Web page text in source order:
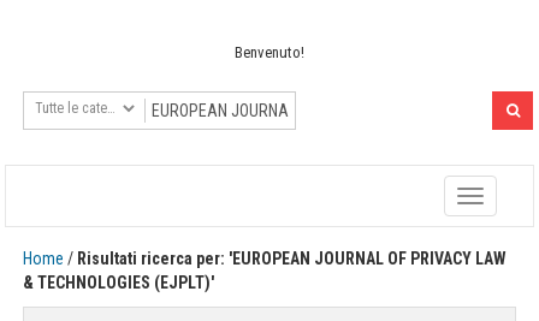
Benvenuto!
Toggle
navigation
Home / Risultati ricerca per: 'EUROPEAN JOURNAL OF PRIVACY LAW
& TECHNOLOGIES (EJPLT)'